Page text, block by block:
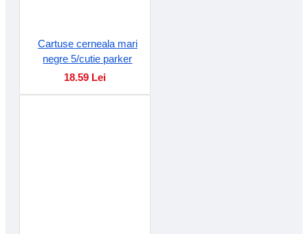
Cartuse cerneala mari
negre 5/cutie parker
18.59 Lei